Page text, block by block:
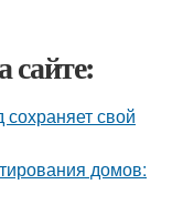
сайте:
свой
домов: